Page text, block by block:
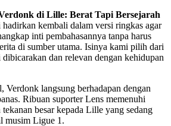
di Lille: Berat Tapi Bersejarah
kembali dalam versi ringkas agar
inti pembahasannya tanpa harus
di sumber utama. Isinya kami pilih dari
dan relevan dengan kehidupan
Verdonk langsung berhadapan dengan
Ribuan suporter Lens memenuhi
besar kepada Lille yang sedang
musim Ligue 1.